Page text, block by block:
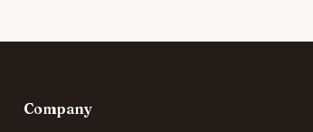
Company